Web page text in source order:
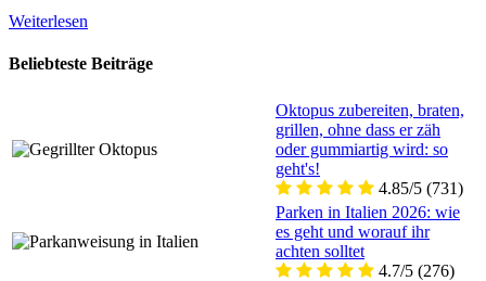
Weiterlesen
Beliebteste Beiträge
Oktopus zubereiten, braten,
grillen, ohne dass er zäh
oder gummiartig wird: so
geht's!
4.85/5 (731)
Parken in Italien 2026: wie
es geht und worauf ihr
achten solltet
4.7/5 (276)